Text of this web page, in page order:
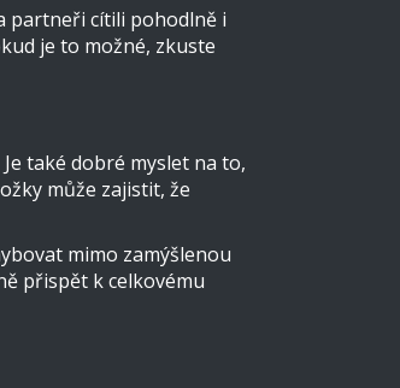
partneři cítili pohodlně i
je to možné, zkuste
také dobré myslet na to,
může zajistit, že
mimo zamýšlenou
přispět k celkovému